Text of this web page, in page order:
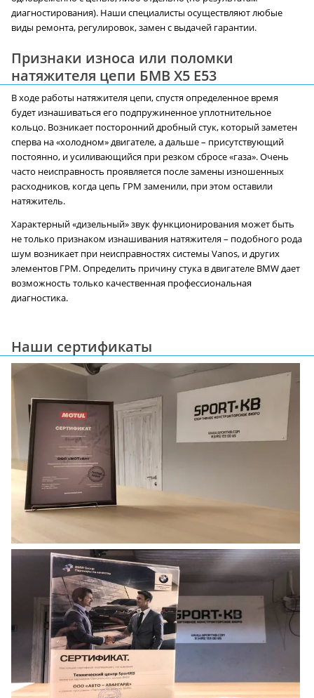
диагностирования). Наши специалисты осуществляют любые
виды ремонта, регулировок, замен с выдачей гарантии.
Признаки износа или поломки
натяжителя цепи БМВ X5 E53
В ходе работы натяжителя цепи, спустя определенное время
будет изнашиваться его подпружиненное уплотнительное
кольцо. Возникает посторонний дробный стук, который заметен
сперва на «холодном» двигателе, а дальше – присутствующий
постоянно, и усиливающийся при резком сбросе «газа». Очень
часто неисправность проявляется после замены изношенных
расходников, когда цепь ГРМ заменили, при этом оставили
натяжитель.
Характерный «дизельный» звук функционирования может быть
не только признаком изнашивания натяжителя – подобного рода
шум возникает при неисправностях системы Vanos, и других
элементов ГРМ. Определить причину стука в двигателе BMW дает
возможность только качественная профессиональная
диагностика.
Наши сертификаты